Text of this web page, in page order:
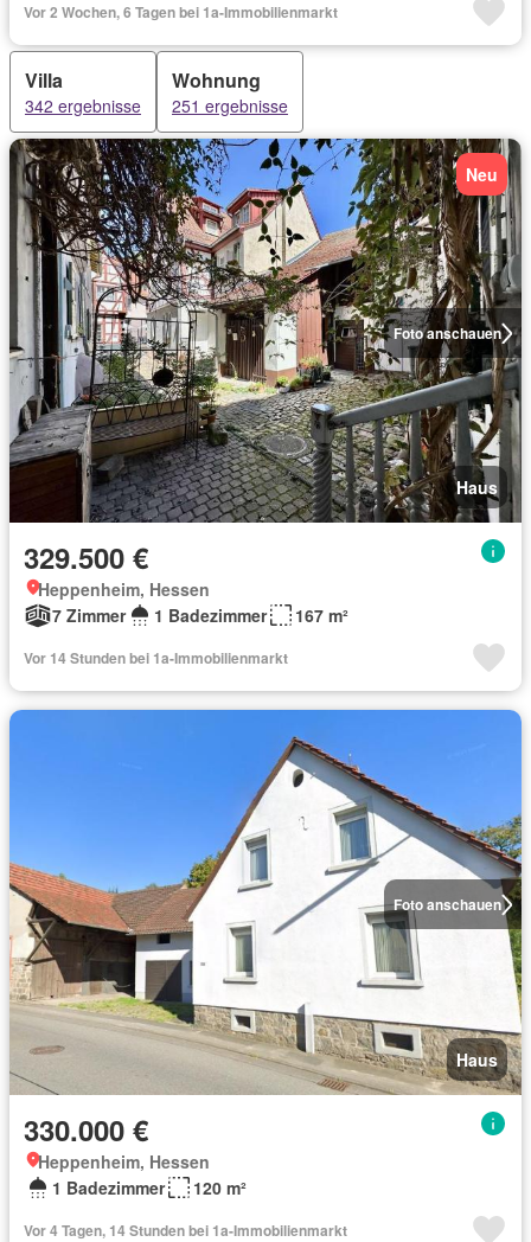
Vor 2 Wochen, 6 Tagen bei 1a-Immobilienmarkt
Villa
342 ergebnisse
Wohnung
251 ergebnisse
Foto anschauen
Neu
Haus
329.500 €
Heppenheim, Hessen
7 Zimmer
1 Badezimmer 167 m²
Vor 14 Stunden bei 1a-Immobilienmarkt
Foto anschauen
Haus
330.000 €
Heppenheim, Hessen
1 Badezimmer
120 m²
Vor 4 Tagen, 14 Stunden bei 1a-Immobilienmarkt